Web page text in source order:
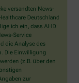
versandten News-
Deutschland
ich ein, dass AHD
Service
die Analyse des
Die Einwilligung
(z.B. über den
zur